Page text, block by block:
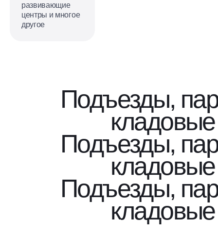
развивающие
центры и многое
другое
Подъезды,
кладовые
Подъезды,
кладовые
Подъезды,
кладовые